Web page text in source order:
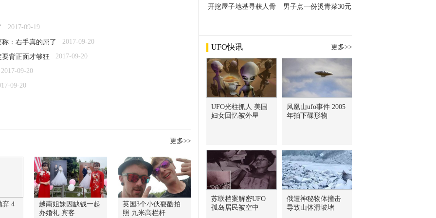
2017-09-19
：右手真的屌了 2017-09-20
背正面才够狂
2017-09-20
2017-09-20
09-20
更多>>
弃 4
越南姐妹因缺钱一起
办婚礼 宾客
英国3个小伙耍酷拍
照 九米高栏杆
开挖屋子地基寻获人骨
男子点一份烫青菜30元
UFO快讯 更多>>
UFO光柱抓人 美国
妇女回忆被外星
凤凰山ufo事件 2005
年拍下碟形物
苏联档案解密UFO
孤岛居民被空中
俄遭神秘物体撞击
导致山体滑坡堵